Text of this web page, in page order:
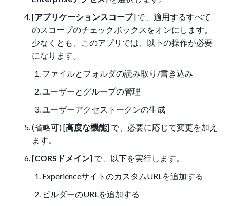
[アプリケーションスコープ] で、適用するすべて
のスコープのチェックボックスをオンにします。
少なくとも、このアプリでは、以下の操作が必要
になります。
ファイルとフォルダの読み取り/書き込み
ユーザーとグループの管理
ユーザーアクセストークンの生成
(省略可) [高度な機能] で、必要に応じて変更を加え
ます。
[CORSドメイン] で、以下を実行します。
ExperienceサイトのカスタムURLを追加する
ビルダーのURLを追加する